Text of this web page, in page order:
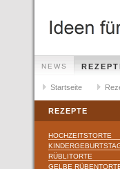
NEWS
Startseite
REZEPTE
HOCHZEITSTORTE
RÜBLITORTE
GELBE